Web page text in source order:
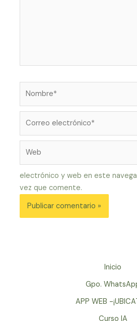
electrónico*
electrónico y web en este
vez que comente.
Inicio
Gpo.
APP WEB -
Curso IA